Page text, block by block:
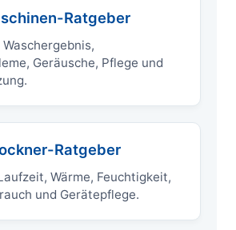
Ratgeber
Geräusche, Pflege und
Ratgeber
Wärme, Feuchtigkeit,
und Gerätepflege.